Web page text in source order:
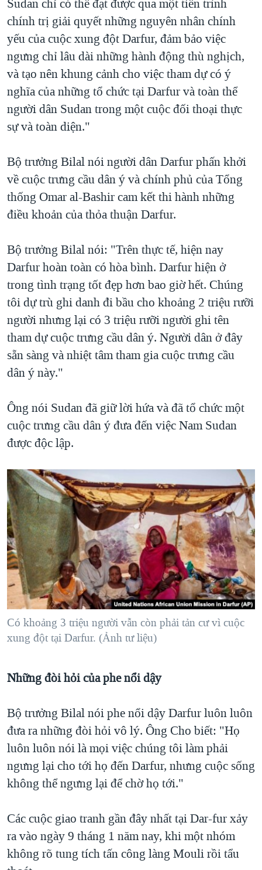
Sudan chỉ có thể đạt được qua một tiến trình
chính trị giải quyết những nguyên nhân chính
yếu của cuộc xung đột Darfur, đảm bảo việc
ngưng chỉ lâu dài những hành động thù nghịch,
và tạo nên khung cảnh cho việc tham dự có ý
nghĩa của những tổ chức tại Darfur và toàn thể
người dân Sudan trong một cuộc đối thoại thực
sự và toàn diện."
Bộ trưởng Bilal nói người dân Darfur phấn khởi
về cuộc trưng cầu dân ý và chính phủ của Tổng
thống Omar al-Bashir cam kết thi hành những
điều khoản của thỏa thuận Darfur.
Bộ trưởng Bilal nói: "Trên thực tế, hiện nay
Darfur hoàn toàn có hòa bình. Darfur hiện ở
trong tình trạng tốt đẹp hơn bao giờ hết. Chúng
tôi dự trù ghi danh đi bầu cho khoảng 2 triệu rưỡi
người nhưng lại có 3 triệu rưỡi người ghi tên
tham dự cuộc trưng cầu dân ý. Người dân ở đây
sẵn sàng và nhiệt tâm tham gia cuộc trưng cầu
dân ý này."
Ông nói Sudan đã giữ lời hứa và đã tổ chức một
cuộc trưng cầu dân ý đưa đến việc Nam Sudan
được độc lập.
Có khoảng 3 triệu người vẫn còn phải tản cư vì cuộc
xung đột tại Darfur. (Ảnh tư liệu)
Những đòi hỏi của phe nổi dậy
Bộ trưởng Bilal nói phe nổi dậy Darfur luôn luôn
đưa ra những đòi hỏi vô lý. Ông Cho biết: "Họ
luôn luôn nói là mọi việc chúng tôi làm phải
ngưng lại cho tới họ đến Darfur, nhưng cuộc sống
không thể ngưng lại để chờ họ tới."
Các cuộc giao tranh gần đây nhất tại Dar-fur xảy
ra vào ngày 9 tháng 1 năm nay, khi một nhóm
không rõ tung tích tấn công làng Mouli rồi tẩu